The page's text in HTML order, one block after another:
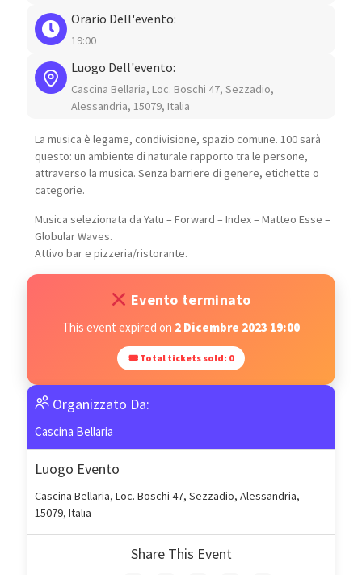
Orario Dell'evento:
19:00
Luogo Dell'evento:
Cascina Bellaria, Loc. Boschi 47, Sezzadio,
Alessandria, 15079, Italia
La musica è legame, condivisione, spazio comune. 100 sarà
questo: un ambiente di naturale rapporto tra le persone,
attraverso la musica. Senza barriere di genere, etichette o
categorie.
Musica selezionata da Yatu – Forward – Index – Matteo Esse –
Globular Waves.
Attivo bar e pizzeria/ristorante.
Evento terminato
This event expired on 2 Dicembre 2023 19:00
🎟 Total tickets sold: 0
Organizzato Da:
Cascina Bellaria
Luogo Evento
Cascina Bellaria, Loc. Boschi 47, Sezzadio, Alessandria,
15079, Italia
Share This Event